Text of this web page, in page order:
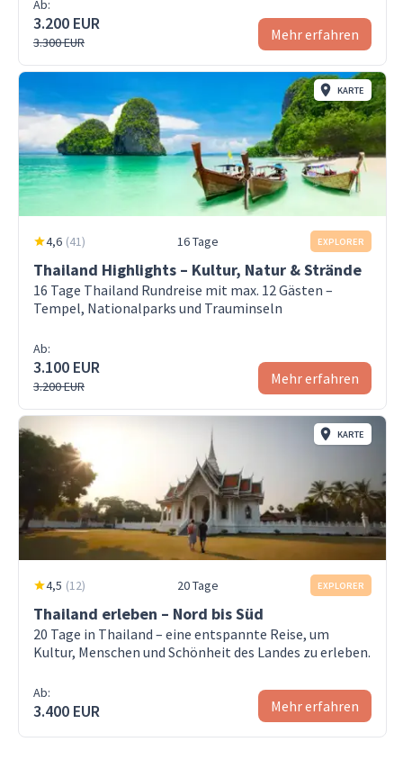
Ab:
3.200 EUR
3.300 EUR Mehr erfahren
KARTE
4,6 (41) 16 Tage EXPLORER
Thailand Highlights – Kultur, Natur & Strände
16 Tage Thailand Rundreise mit max. 12 Gästen –
Tempel, Nationalparks und Trauminseln
Ab:
3.100 EUR
3.200 EUR Mehr erfahren
KARTE
4,5 (12) 20 Tage EXPLORER
Thailand erleben – Nord bis Süd
20 Tage in Thailand – eine entspannte Reise, um
Kultur, Menschen und Schönheit des Landes zu erleben.
Ab:
3.400 EUR Mehr erfahren